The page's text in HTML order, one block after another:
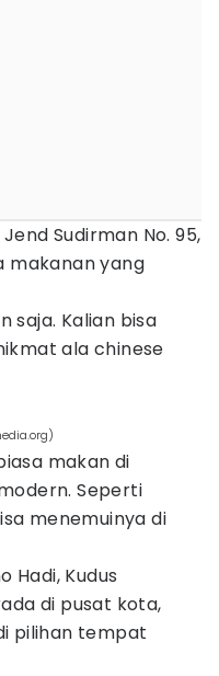
Sudirman No. 95,
makanan yang
saja. Kalian bisa
ala chinese
makan di
Seperti
menemuinya di
Hadi, Kudus
di pusat kota,
pilihan tempat